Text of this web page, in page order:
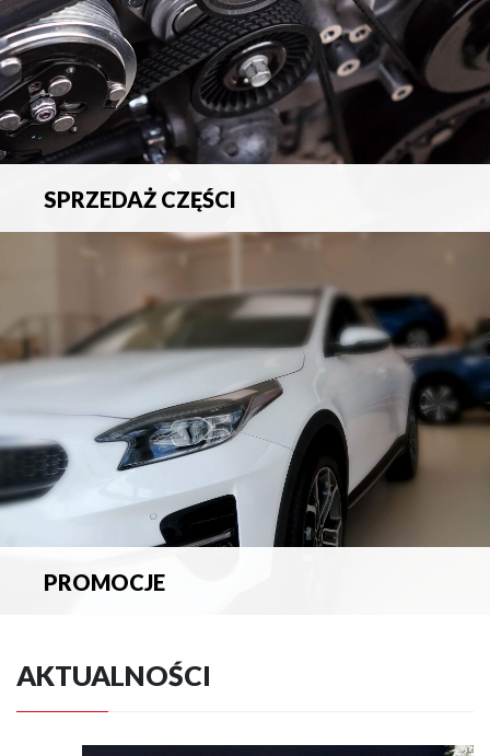
SPRZEDAŻ CZĘŚCI
Sprzedaż oryginalnych części samochodowych oraz
PROMOCJE
AKTUALNOŚCI